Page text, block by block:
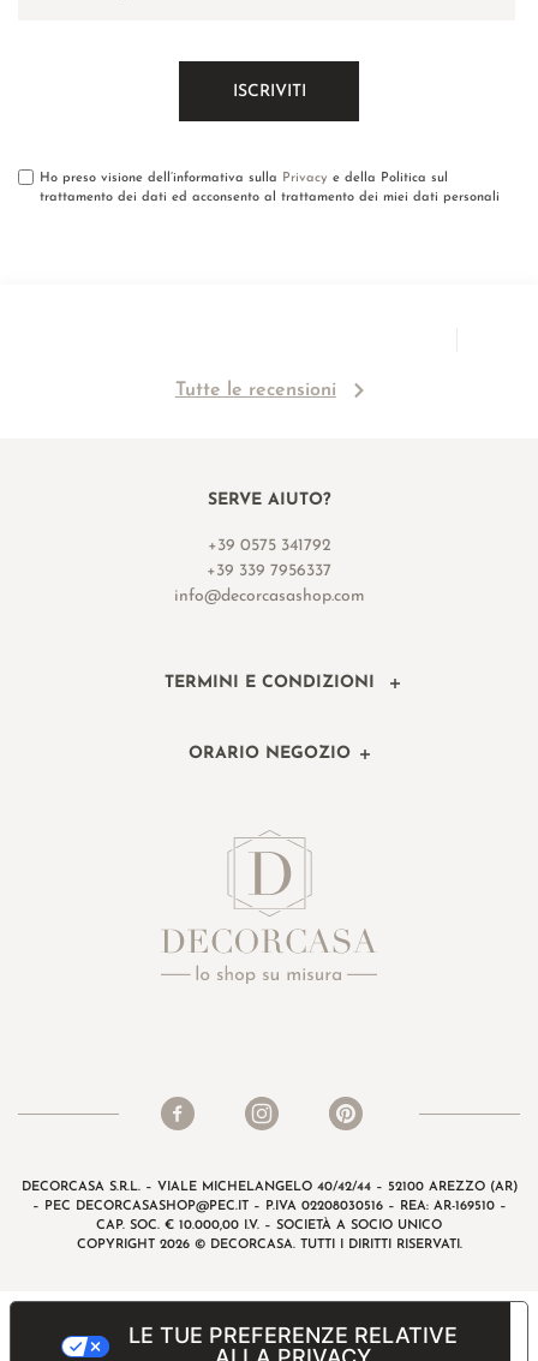
Ho preso visione dell’informativa sulla Privacy e della Politica sul
trattamento dei dati ed acconsento al trattamento dei miei dati personali
Tutte le recensioni
SERVE AIUTO?
+39 0575 341792
+39 339 7956337
info@decorcasashop.com
TERMINI E CONDIZIONI
ORARIO NEGOZIO
DECORCASA S.R.L. – VIALE MICHELANGELO 40/42/44 – 52100 AREZZO (AR)
– PEC DECORCASASHOP@PEC.IT– P.IVA 02208030516 – REA: AR-169510 –
CAP. SOC. € 10.000,00 I.V. – SOCIETÀ A SOCIO UNICO
COPYRIGHT 2026 © DECORCASA. TUTTI I DIRITTI RISERVATI.
LE TUE PREFERENZE RELATIVE